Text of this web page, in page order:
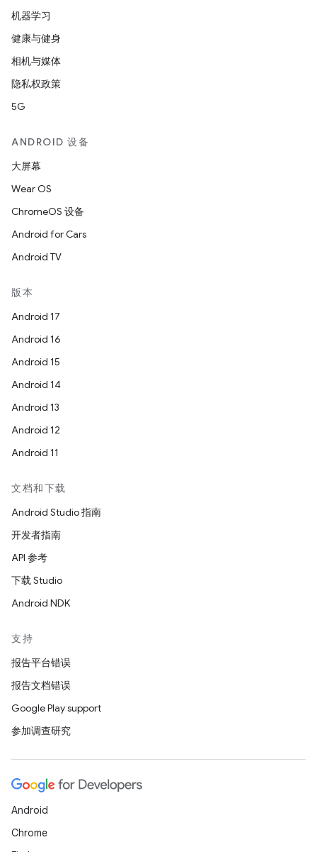
机器学习
健康与健身
相机与媒体
隐私权政策
5G
ANDROID 设备
大屏幕
Wear OS
ChromeOS 设备
Android for Cars
Android TV
版本
Android 17
Android 16
Android 15
Android 14
Android 13
Android 12
Android 11
文档和下载
Android Studio 指南
开发者指南
API 参考
下载 Studio
Android NDK
支持
报告平台错误
报告文档错误
Google Play support
参加调查研究
Android
Chrome